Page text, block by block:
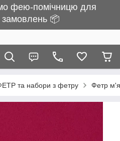
фею-помічницю для
замовлень 📦
та набори з фетру Фетр